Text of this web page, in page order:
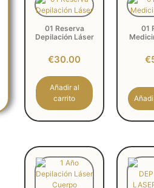
01 Reserva
Depilación Láser
€30.00
Añadir al
carrito
01
€